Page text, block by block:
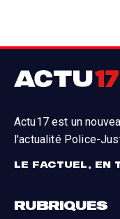
Actu17 est un
l'actualité Police-
LE FACTUEL, EN
RUBRIQUES